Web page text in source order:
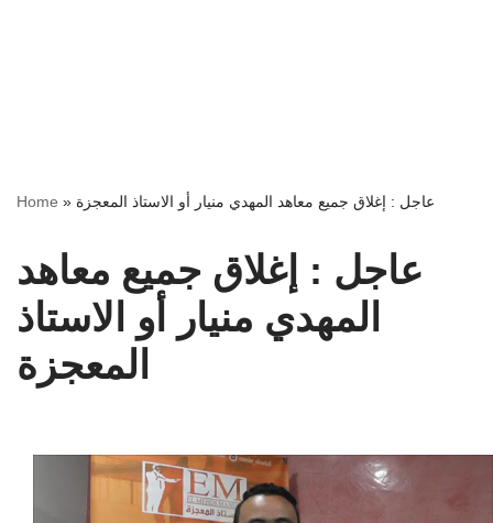
Home » عاجل : إغلاق جميع معاهد المهدي منيار أو الاستاذ المعجزة
عاجل : إغلاق جميع معاهد
المهدي منيار أو الاستاذ
المعجزة